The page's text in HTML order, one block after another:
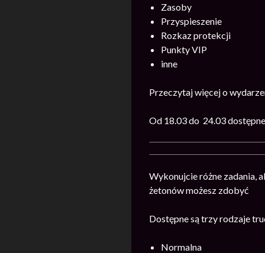
Zasoby
Przyspieszenie
Rozkaz protekcji
Punkty VIP
inne
Przeczytaj więcej o
Od 18.03 do 24.03
Wykonujcie różne zadania,
żetonów możesz zdobyć
Dostępne są trzy rodzaje
Normalna